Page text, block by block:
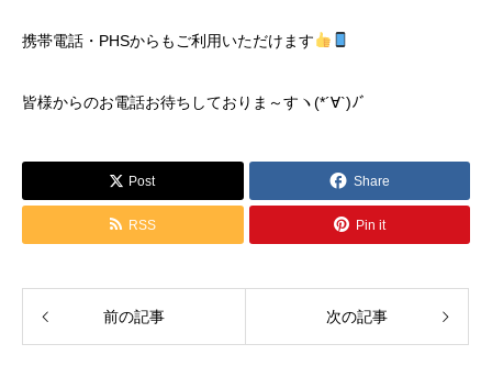
携帯電話・PHSからもご利用いただけます
皆様からのお電話お待ちしておりま～すヽ(*´∀`)ﾉﾞ
Post Share
RSS Pin it
前の記事 次の記事